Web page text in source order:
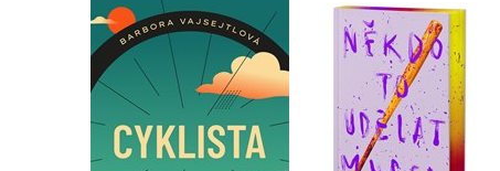
Cyklista
Barbora Vajsejtlová
Někdo to udělat musel
- limitované vydání
Velikovsky